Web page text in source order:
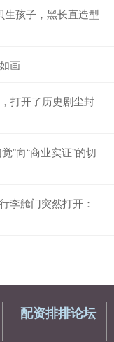
孩子，黑长直造型
画
打开了历史剧尘封
”向“商业实证”的切
李舱门突然打开：
配资排排论坛